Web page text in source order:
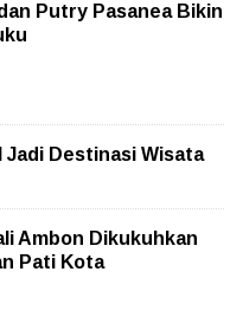
Putry Pasanea Bikin
Destinasi Wisata
Ambon Dikukuhkan
Pati Kota